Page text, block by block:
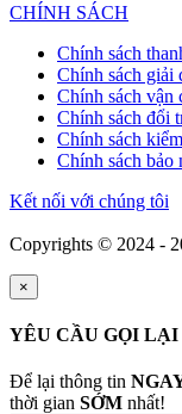
CHÍNH SÁCH
Chính sách
Chính sách giải
Chính sách vận
Chính sách đổi
Chính sách
Chính sách bảo
Kết nối với chúng tôi
Copyrights © 2024 -
×
YÊU CẦU GỌI LẠI
Để lại thông tin
thời gian SỚM nhất!